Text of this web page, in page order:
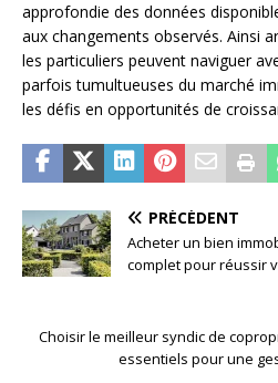
approfondie des données
aux changements observés. Ainsi
les particuliers peuvent naviguer
parfois tumultueuses du marché
les défis en opportunités de
PRÉCÉDENT
Acheter un bien
complet pour réussir
Choisir le meilleur syndic de
essentiels pour une